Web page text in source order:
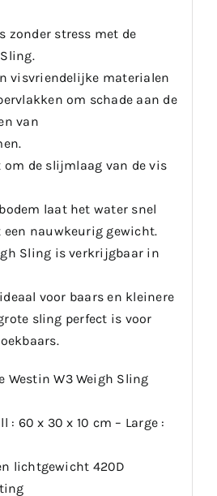
zonder stress met de
visvriendelijke materialen
om schade aan de
van
de slijmlaag van de vis
laat het water snel
een nauwkeurig gewicht.
Sling is verkrijgbaar in
voor baars en kleinere
sling perfect is voor
Westin W3 Weigh Sling
: 60 x 30 x 10 cm – Large :
lichtgewicht 420D